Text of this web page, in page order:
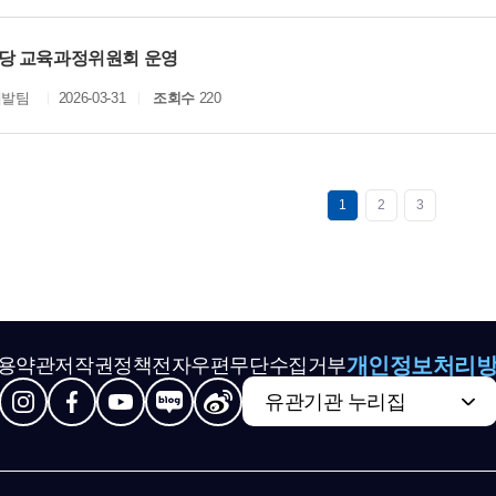
교육과정위원회 운영
팀 2026-03-31 조회수 220
1 2 3
약관저작권정책전자우편무단수집거부개인정보처리
유관기관 누리집